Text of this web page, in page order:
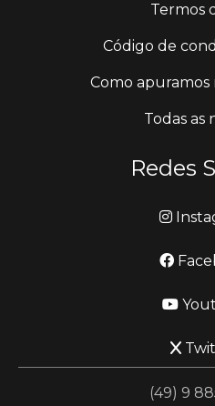
Termos
Código de
Como apuramos
Todas as
Redes
(49) 9